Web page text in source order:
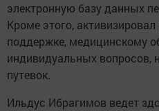
электронную базу данных
Кроме этого,
поддержке, медицинскому
индивидуальных вопросов,
путевок.
Ильдус Ибрагимов ведет